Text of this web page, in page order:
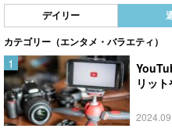
デイリー
カテゴリー（エンタメ・バラエティ）
リッ